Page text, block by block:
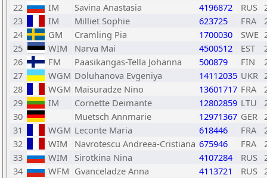
22
IM Savina Anastasia 4196872 RUS
23
IM Milliet Sophie 623725 FRA
24
GM Cramling Pia 1700030 SWE
25
WIM Narva Mai 4500512 EST
26
FM Paasikangas-Tella Johanna 500879 FIN
27
WGM Doluhanova Evgeniya 14112035 UKR
28
WGM Maisuradze Nino 13601717 FRA
29
IM Cornette Deimante 12802859 LTU
30
Muetsch Annmarie 12971367 GER
31
WGM Leconte Maria 618446 FRA
32
WIM Navrotescu Andreea-Cristiana 675946 FRA
33
WIM Sirotkina Nina 4107284 RUS
34
WFM Gvanceladze Anna 4113721 RUS